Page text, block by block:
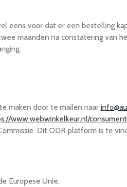
eens voor dat er een bestelling
maanden na constatering van
maken door te mailen naar
www.webwinkelkeur.nl/
Dit ODR platform is te
Europese Unie.